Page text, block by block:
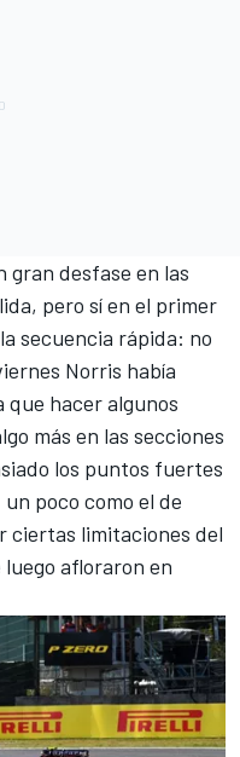
gran desfase en las
pero sí en el primer
secuencia rápida: no
Norris había
que hacer algunos
más en las secciones
los puntos fuertes
poco como el de
ciertas limitaciones del
afloraron en